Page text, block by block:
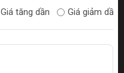
Giá tăng dần Giá giảm dần